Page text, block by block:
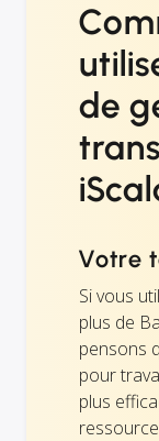
de
Votre
Si vous
plus de
pensons
pour
plus